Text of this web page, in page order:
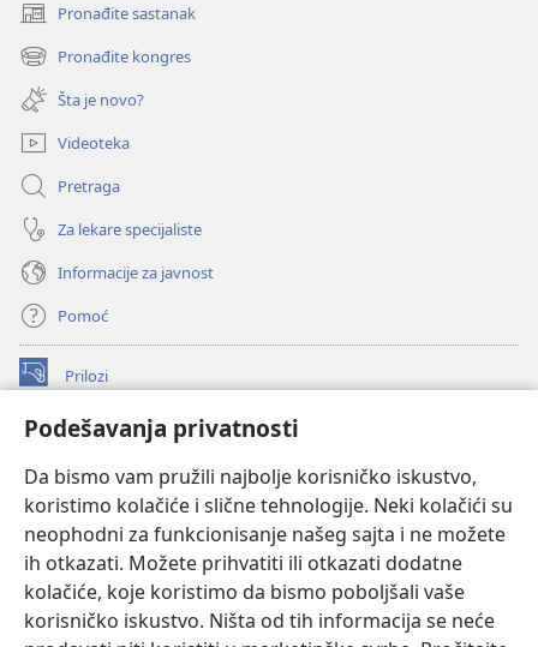
Podešavanja privatnosti
Da bismo vam pružili najbolje korisničko iskustvo,
koristimo kolačiće i slične tehnologije. Neki kolačići su
neophodni za funkcionisanje našeg sajta i ne možete
ih otkazati. Možete prihvatiti ili otkazati dodatne
kolačiće, koje koristimo da bismo poboljšali vaše
korisničko iskustvo. Ništa od tih informacija se neće
Pronađite sastanak
(otvara
novi
prozor)
Pronađite kongres
(otvara
novi
prozor)
Šta je novo?
Videoteka
Pretraga
Za lekare specijaliste
Informacije za javnost
Pomoć
Prilozi
(otvara
prozor)ONLAJN BIBLIOTEKA Watchtower
novi
prozor)JW Hub
(otvara
novi
prozor)
®
Watchtower Library®